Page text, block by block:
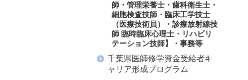
師・管理栄養士・歯科衛生士・
細胞検査技師・臨床工学技士
（医療技術員）・診療放射線技
師 臨時臨床心理士・リハビリ
テーション技師】・事務等
千葉県医師修学資金受給者キ
ャリア形成プログラム